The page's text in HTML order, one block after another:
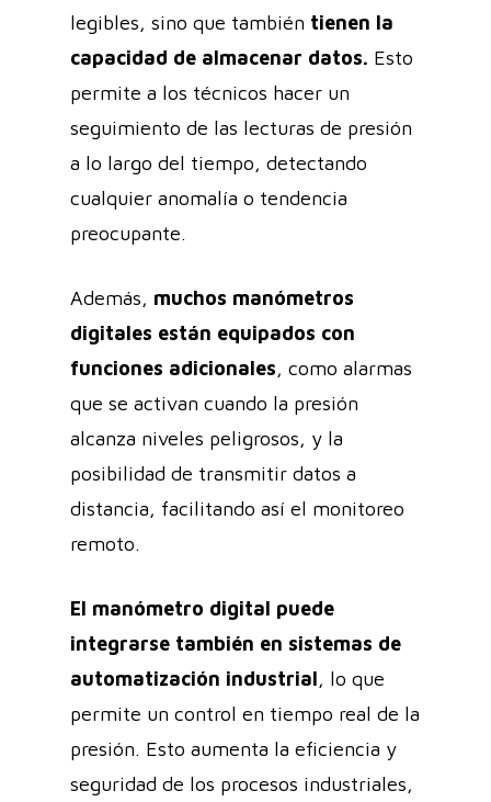
legibles, sino que también tienen la
capacidad de almacenar datos. Esto
permite a los técnicos hacer un
seguimiento de las lecturas de presión
a lo largo del tiempo, detectando
cualquier anomalía o tendencia
preocupante.
Además, muchos manómetros
digitales están equipados con
funciones adicionales, como alarmas
que se activan cuando la presión
alcanza niveles peligrosos, y la
posibilidad de transmitir datos a
distancia, facilitando así el monitoreo
remoto.
El manómetro digital puede
integrarse también en sistemas de
automatización industrial, lo que
permite un control en tiempo real de la
presión. Esto aumenta la eficiencia y
seguridad de los procesos industriales,